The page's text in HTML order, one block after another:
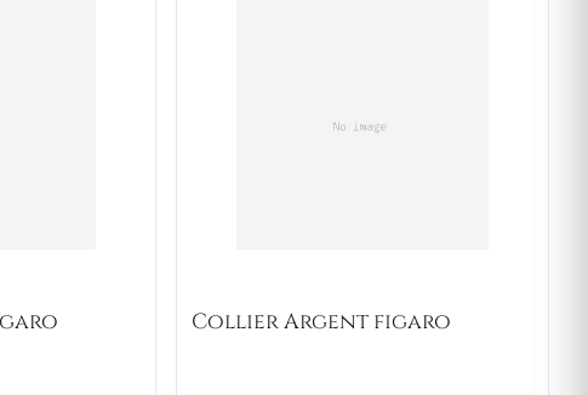
Collier Argent figaro